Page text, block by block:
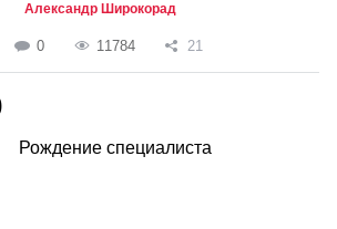
Александр Широкорад
0 11784 21
Рождение специалиста